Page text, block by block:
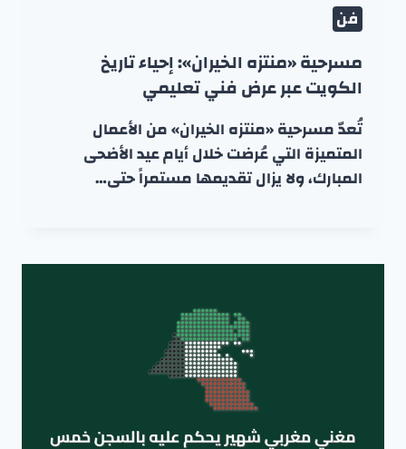
فن
مسرحية «منتزه الخيران»: إحياء تاريخ
الكويت عبر عرض فني تعليمي
تُعدّ مسرحية «منتزه الخيران» من الأعمال
المتميزة التي عُرضت خلال أيام عيد الأضحى
المبارك، ولا يزال تقديمها مستمراً حتى…